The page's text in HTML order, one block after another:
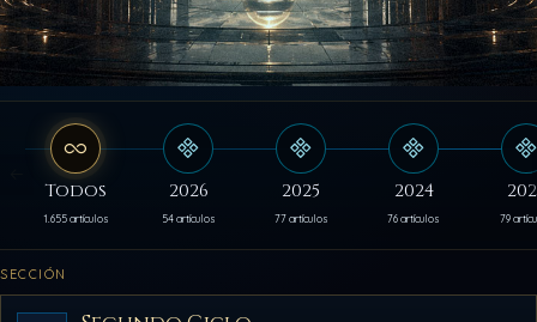
Todos
1.655 artículos
2026
54 artículos
2025
77 artículos
2024
76 artículos 79
SECCIÓN